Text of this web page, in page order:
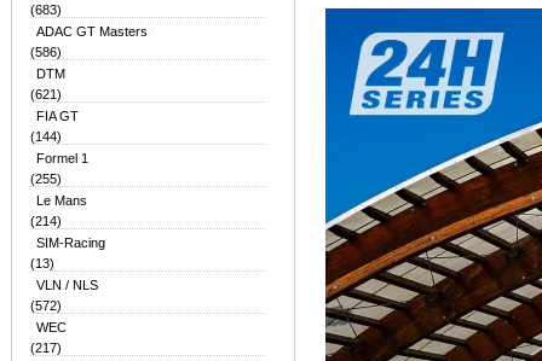
(683)
ADAC GT Masters
(586)
DTM
(621)
FIA GT
(144)
Formel 1
(255)
Le Mans
(214)
SIM-Racing
(13)
VLN / NLS
(572)
WEC
(217)